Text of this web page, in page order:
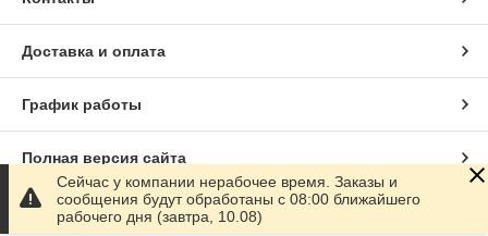
Доставка и оплата
График работы
Полная версия сайта
Сайт создан на маркетплейсеSatu.kz
Сейчас у компании нерабочее время. Заказы и
сообщения будут обработаны с 08:00 ближайшего
рабочего дня (завтра, 10.08)